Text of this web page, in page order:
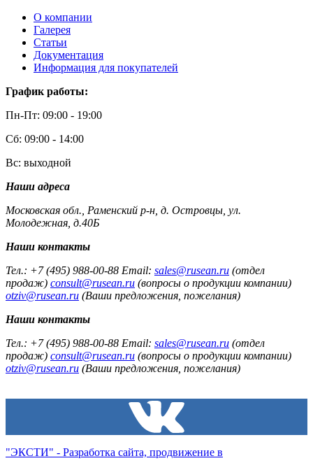
О компании
Галерея
Статьи
Документация
Информация для покупателей
График работы:
Пн-Пт: 09:00 - 19:00
Сб: 09:00 - 14:00
Вс: выходной
Наши адреса
Московская обл., Раменский р-н, д. Островцы, ул.
Молодежная, д.40Б
Наши контакты
Тел.: +7 (495) 988-00-88 Email: sales@rusean.ru (отдел
продаж) consult@rusean.ru (вопросы о продукции компании)
otziv@rusean.ru (Ваши предложения, пожелания)
Наши контакты
Тел.: +7 (495) 988-00-88 Email: sales@rusean.ru (отдел
продаж) consult@rusean.ru (вопросы о продукции компании)
otziv@rusean.ru (Ваши предложения, пожелания)
"ЭКСТИ" - Разработка сайта, продвижение в